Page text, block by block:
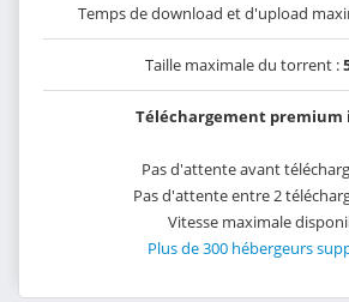
Temps de download et d'upload
Taille maximale du torrent :
Téléchargement
Pas d'attente avant
Pas d'attente entre 2
Vitesse maximale
Plus de 300 hébergeurs